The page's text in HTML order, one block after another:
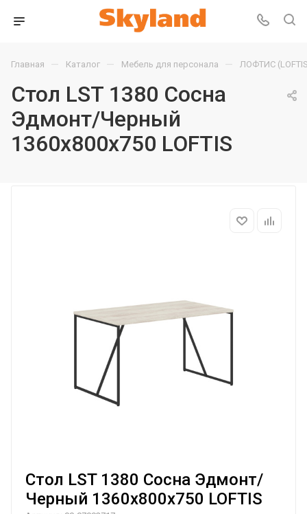
Главная — Каталог — Мебель для персонала — ЛОФТИС
Стол LST 1380 Сосна
Эдмонт/Черный
1360х800х750 LOFTIS
Стол LST 1380 Сосна Эдмонт/
Черный 1360х800х750 LOFTIS